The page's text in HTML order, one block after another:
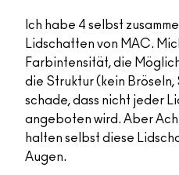
Ich habe 4 selbst
Lidschatten von MAC.
Farbintensität, die
die Struktur (kein Bröseln,
schade, dass nicht jeder
angeboten wird. Aber
halten selbst diese
Augen.